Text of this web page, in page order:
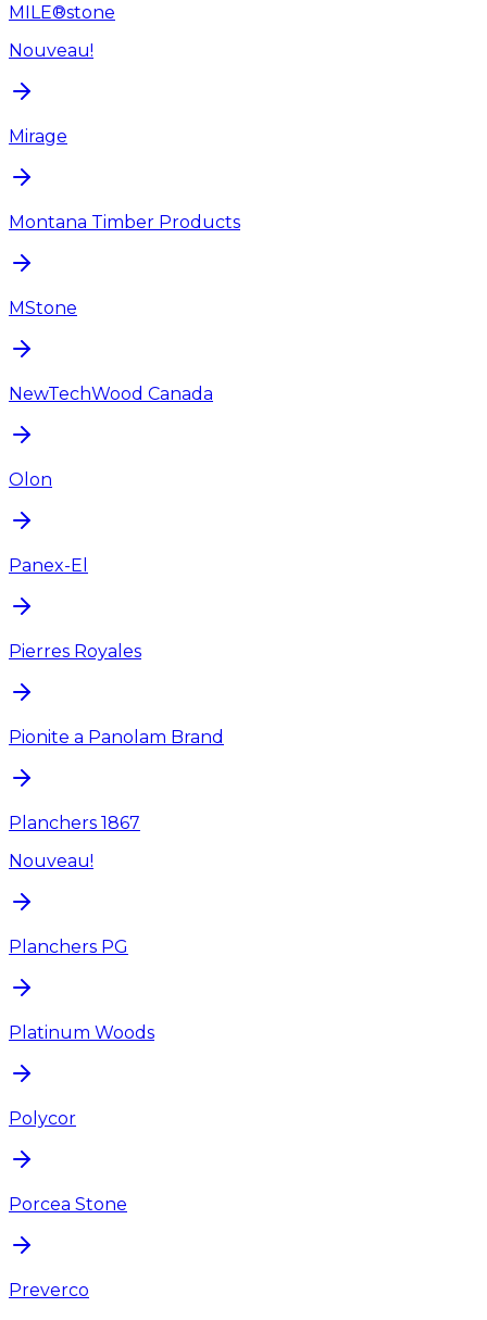
MILE®stone
Nouveau!
Mirage
Montana Timber Products
MStone
NewTechWood Canada
Olon
Panex-El
Pierres Royales
Pionite a Panolam Brand
Planchers 1867
Nouveau!
Planchers PG
Platinum Woods
Polycor
Porcea Stone
Preverco